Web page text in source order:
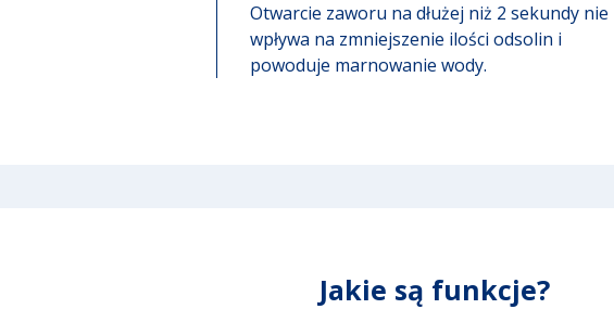
Otwarcie zaworu na dłużej niż 2 sekundy nie
wpływa na zmniejszenie ilości odsolin i
powoduje marnowanie wody.
Jakie są funkcje?